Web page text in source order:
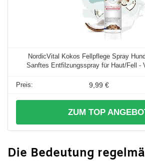
NordicVital Kokos Fellpflege Spray
Sanftes Entfilzungsspray für Haut/Fell -
9,99 €
ZUM TOP
Die Bedeutung